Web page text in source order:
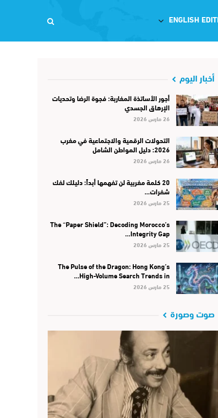
ENGLISH
أخبار اليوم
أجور الأساتذة المغاربة: فجوة الرضا وتحديات
الإرهاق الجسدي
26 مارس 2026
التحولات الرقمية والاجتماعية في مغرب
2026: دليل المواطن الشامل
26 مارس 2026
20 كلمة مغربية لن تفهمها أبداً: دليلك لفك
شفرات…
25 مارس 2026
The “Paper Shield”: Decoding Morocco’s
Integrity Gap…
25 مارس 2026
The Pulse of the Dragon: Hong Kong’s
High-Volume Search Trends in…
25 مارس 2026
صوت وصورة